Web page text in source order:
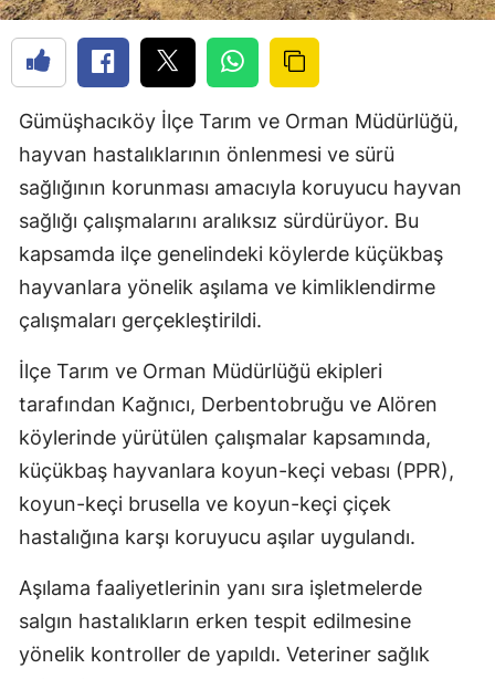
Gümüşhacıköy İlçe Tarım ve Orman Müdürlüğü,
hayvan hastalıklarının önlenmesi ve sürü
sağlığının korunması amacıyla koruyucu hayvan
sağlığı çalışmalarını aralıksız sürdürüyor. Bu
kapsamda ilçe genelindeki köylerde küçükbaş
hayvanlara yönelik aşılama ve kimliklendirme
çalışmaları gerçekleştirildi.
İlçe Tarım ve Orman Müdürlüğü ekipleri
tarafından Kağnıcı, Derbentobruğu ve Alören
köylerinde yürütülen çalışmalar kapsamında,
küçükbaş hayvanlara koyun-keçi vebası (PPR),
koyun-keçi brusella ve koyun-keçi çiçek
hastalığına karşı koruyucu aşılar uygulandı.
Aşılama faaliyetlerinin yanı sıra işletmelerde
salgın hastalıkların erken tespit edilmesine
yönelik kontroller de yapıldı. Veteriner sağlık